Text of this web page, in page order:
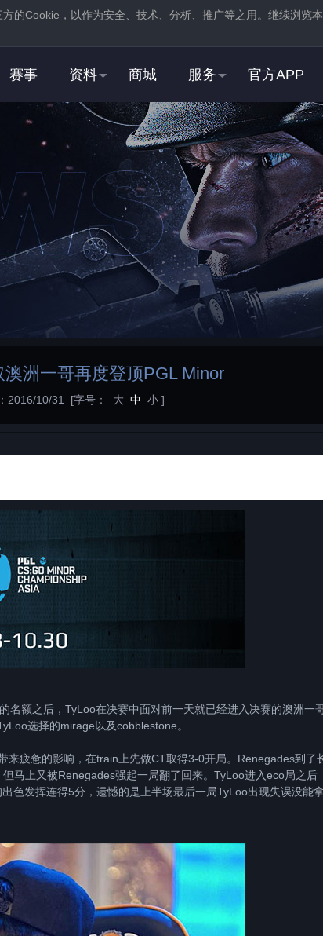
方的Cookie ，以作为安全、技术、分析、推广等之用。继续浏览
赛事 资料 商城 服务 官方APP
新用户
蒸汽平台账号
3
登录蒸汽平台，在商店页
中找到并下载反恐精英：全
STEAM用户
2
属性
”选项卡
3
在“启动选项
-perfectworld”指令
洲一哥再度登顶PGL Minor
2016/10/31 [字号： 大 中 小]
额之后，TyLoo在决赛中面对前一天就已经进入决赛的澳洲一
选择的mirage以及cobblestone。
疲惫的影响，在train上先做CT取得3-0开局。Renegades到了
马上又被Renegades强起一局翻了回来。TyLoo进入eco局之后
色发挥连得5分，遗憾的是上半场最后一局TyLoo出现失误没能拿